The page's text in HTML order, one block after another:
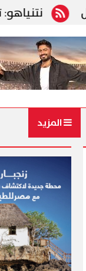
نتنياهو: ترامب
المزيد